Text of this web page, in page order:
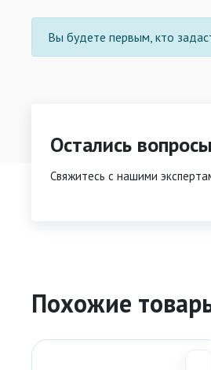
Вы будете первым, кто
Остались
Свяжитесь с нашими
Похожие